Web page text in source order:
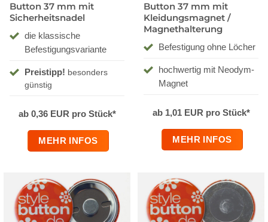
Button 37 mm mit
Sicherheitsnadel
die klassische
Befestigungsvariante
Preistipp! besonders
günstig
ab 0,36 EUR pro Stück*
MEHR INFOS
Button 37 mm mit
Kleidungsmagnet /
Magnethalterung
Befestigung ohne Löcher
hochwertig mit Neodym-
Magnet
ab 1,01 EUR pro Stück*
MEHR INFOS